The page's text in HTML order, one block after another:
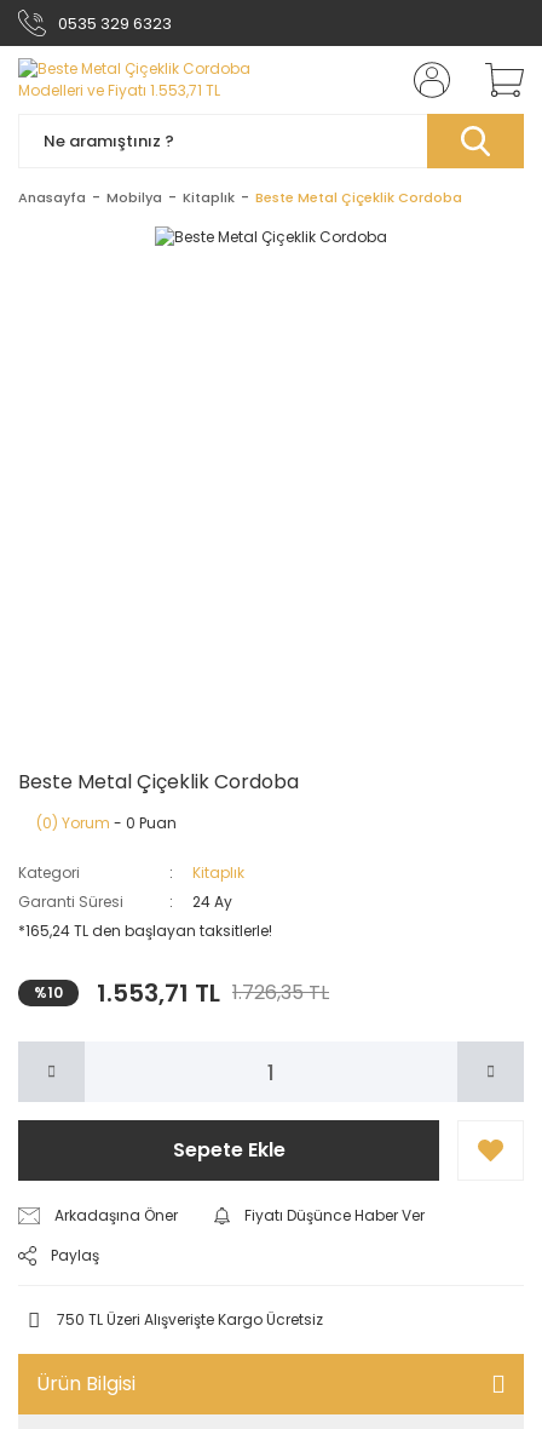
0535 329 6323
Anasayfa Mobilya Kitaplık Beste Metal Çiçeklik Cordoba
Beste Metal Çiçeklik Cordoba
(0) Yorum - 0 Puan
Kategori
Kitaplık
Garanti Süresi
24 Ay
*165,24 TL den başlayan taksitlerle!
%10 1.553,71 TL 1.726,35 TL
Sepete Ekle
Arkadaşına Öner
Fiyatı Düşünce Haber Ver
Paylaş
750 TL Üzeri Alışverişte Kargo Ücretsiz
Ürün Bilgisi